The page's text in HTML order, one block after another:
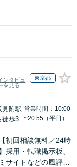
ンタビュ
を見る
東京都
見附駅
徒歩3
営業時間：10:00
~20:55（平日）
初回相談無料／24時
採用・転職掲示板、
サイトなどの風評被